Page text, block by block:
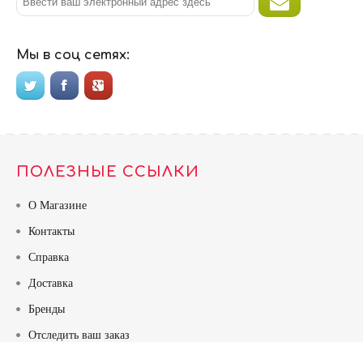
Мы в соц сетях:
ПОЛЕЗНЫЕ ССЫЛКИ
О Магазине
Контакты
Справка
Доставка
Бренды
Отследить ваш заказ